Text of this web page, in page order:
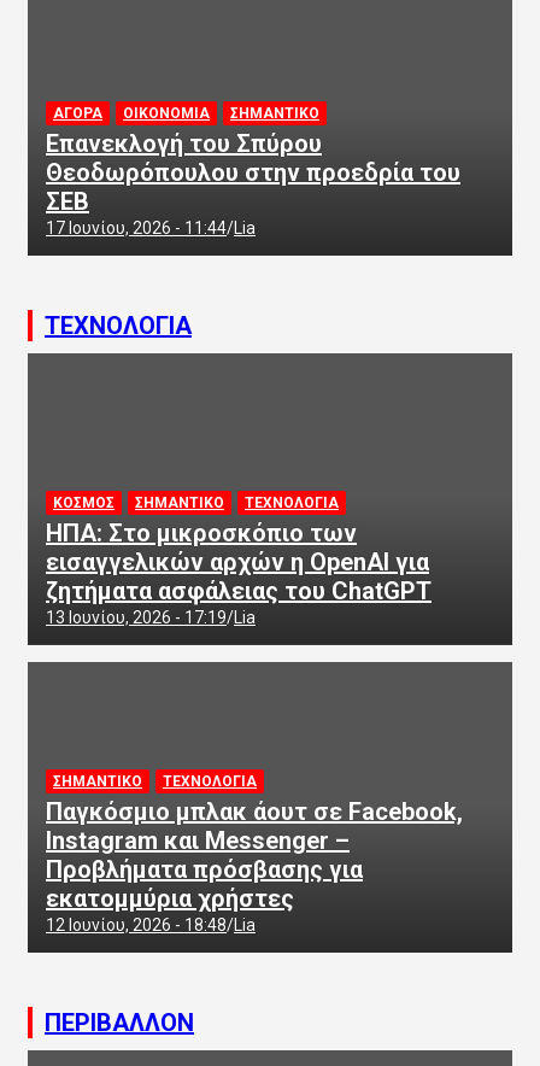
ΑΓΟΡΑ ΟΙΚΟΝΟΜΙΑ ΣΗΜΑΝΤΙΚΟ
Επανεκλογή του Σπύρου
Θεοδωρόπουλου στην προεδρία του
ΣΕΒ
17 Ιουνίου, 2026 - 11:44 Lia
ΤΕΧΝΟΛΟΓΙΑ
ΚΟΣΜΟΣ ΣΗΜΑΝΤΙΚΟ ΤΕΧΝΟΛΟΓΙΑ
ΗΠΑ: Στο μικροσκόπιο των
εισαγγελικών αρχών η OpenAI για
ζητήματα ασφάλειας του ChatGPT
13 Ιουνίου, 2026 - 17:19 Lia
ΣΗΜΑΝΤΙΚΟ ΤΕΧΝΟΛΟΓΙΑ
Παγκόσμιο μπλακ άουτ σε Facebook,
Instagram και Messenger –
Προβλήματα πρόσβασης για
εκατομμύρια χρήστες
12 Ιουνίου, 2026 - 18:48 Lia
ΠΕΡΙΒΑΛΛΟΝ